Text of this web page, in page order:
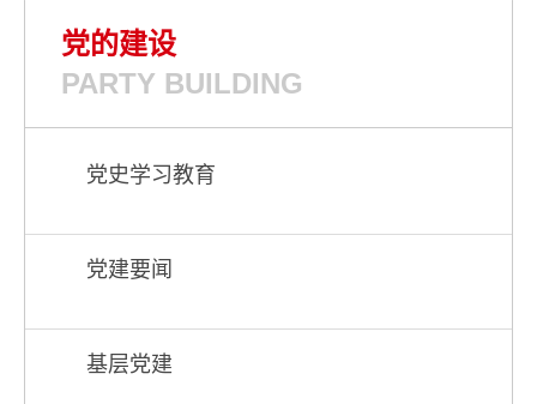
党的建设
PARTY BUILDING
党史学习教育
党建要闻
基层党建